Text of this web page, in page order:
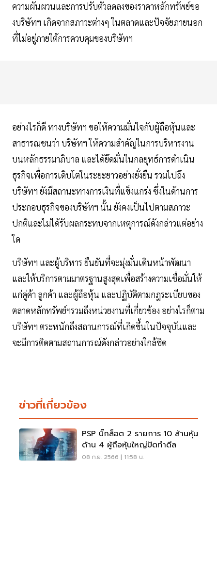
ความผันผวนและการปรับตัวลดลงของราคาหลักทรัพย์ขอ
งบริษัทฯ เกิดจากสภาวะต่างๆ ในตลาดและปัจจัยภายนอก
ที่ไม่อยู่ภายใต้การควบคุมของบริษัทฯ
อย่างไรก็ดี ทางบริษัทฯ ขอให้ความมั่นใจกับผู้ถือหุ้นและ
สาธารณชนว่า บริษัทฯ ให้ความสำคัญในการบริหารงาน
บนหลักธรรมาภิบาล และได้ยึดมั่นในกลยุทธ์การดำเนิน
ธุรกิจเพื่อการเดิบโตในระยะยาวอย่างยั่งยืน รวมไปถึง
บริษัทฯ ยังมีสถานะทางการเงินที่แข็งแกร่ง ซึ่งในด้านการ
ประกอบธุรกิจของบริษัทฯ นั้น ยังคงเป็นไปตามสภาวะ
ปกติและไม่ได้รับผลกระทบจากเหตุการณ์ดังกล่าวแต่อย่าง
ใด
บริษัทฯ และผู้บริหาร ยืนยันที่จะมุ่งมั่นเดินหน้าพัฒนา
และให้บริการตามมาตรฐานสูงสุดเพื่อสร้างความเชื่อมั่นให้
แก่คู่ค้า ลูกค้า และผู้ถือหุ้น และปฏิบัติตามกฎระเบียบของ
ตลาดหลักทรัพย์ฯรวมถึงหน่วยงานที่เกี่ยวข้อง อย่างไรก็ตาม
บริษัทฯ ตระหนักถึงสถานการณ์ที่เกิดขึ้นในปัจจุบันและ
จะมีการติดตามสถานการณ์ดังกล่าวอย่างใกล้ชิด
ข่าวที่เกี่ยวข้อง
PSP บิ๊กล็อต 2 รายการ 10 ล้านหุ้น
ด้าน 4 ผู้ถือหุ้นใหญ่ปัดทำดีล
08 ก.ย. 2566 | 11:58 น.